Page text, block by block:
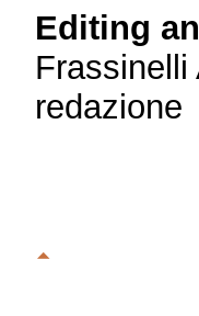
Editing
Frassinelli
redazione